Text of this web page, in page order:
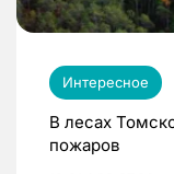
Интересное
В лесах
пожаров